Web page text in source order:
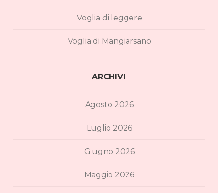
Voglia di leggere
Voglia di Mangiarsano
ARCHIVI
Agosto 2026
Luglio 2026
Giugno 2026
Maggio 2026